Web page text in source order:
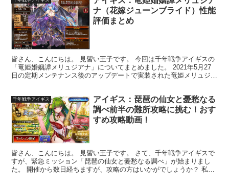
ナ（花嫁ジューンブライド）性能
評価まとめ
皆さん、こんにちは。 見習い王子です。 今回は千年戦争アイギスの
「竜姫婚姻譚メリュジアナ」についてまとめました。 2021年5月27
日の定期メンテナンス後のアップデートで実装された竜姫メリュジア
千年戦争アイギス
アイギス：琵琶の仙女と憂愁なる
調べ前半の難所攻略に挑む！おす
すめ攻略動画！
皆さん、こんにちは。 見習い王子です。 さて、千年戦争アイギスで
すが、緊急ミッション「琵琶の仙女と憂愁なる調べ」が始まりまし
た。 開催から数日経ちますが、攻略の方はいかがでしょうか？ 私は